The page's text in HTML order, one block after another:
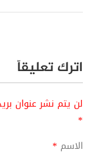
اترك تعليقاً
لن يتم نشر عنوان
*
الاسم *